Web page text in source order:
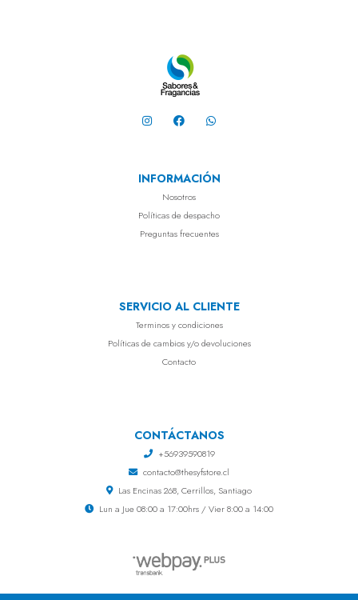
INFORMACIÓN
Nosotros
Políticas de despacho
Preguntas frecuentes
SERVICIO AL CLIENTE
Terminos y condiciones
Políticas de cambios y/o devoluciones
Contacto
CONTÁCTANOS
+56939590819
contacto@thesyfstore.cl
Las Encinas 268, Cerrillos, Santiago
Lun a Jue 08:00 a 17:00hrs / Vier 8:00 a 14:00